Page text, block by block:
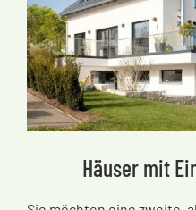
Häuser mit